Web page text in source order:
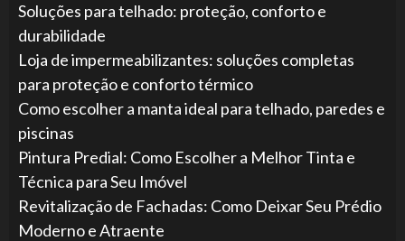
Soluções para telhado: proteção, conforto e
durabilidade
Loja de impermeabilizantes: soluções completas
para proteção e conforto térmico
Como escolher a manta ideal para telhado, paredes e
piscinas
Pintura Predial: Como Escolher a Melhor Tinta e
Técnica para Seu Imóvel
Revitalização de Fachadas: Como Deixar Seu Prédio
Moderno e Atraente